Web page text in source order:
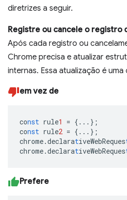
diretrizes a seguir.
Registre ou cancele o registro
Após cada registro ou
Chrome precisa e atualizar
internas. Essa atualização é
em vez de
const rule1 = { ... } ;
const rule2 = { ... } ;
chrome.declarativeWebReques
chrome.declarativeWebReques
Prefere